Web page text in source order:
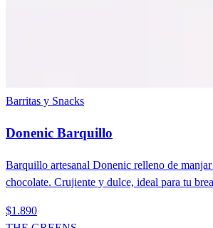
Barritas y Snacks
Donenic Barquillo
Barquillo artesanal Donenic relleno de
chocolate. Crujiente y dulce, ideal para tu
$1.890